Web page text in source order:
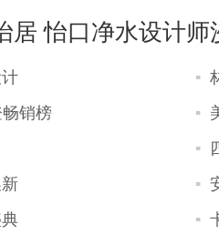
居 怡口净水设计师
畅销榜